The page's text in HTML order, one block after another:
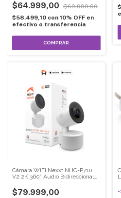
$64.999,00
$69.999,00
$58.499,10 con 10% OFF en
efectivo o transferencia
Cámara WiFi Nexxt NHC-P710
V2 2K 360° Audio Bidireccional
$79.999,00 -